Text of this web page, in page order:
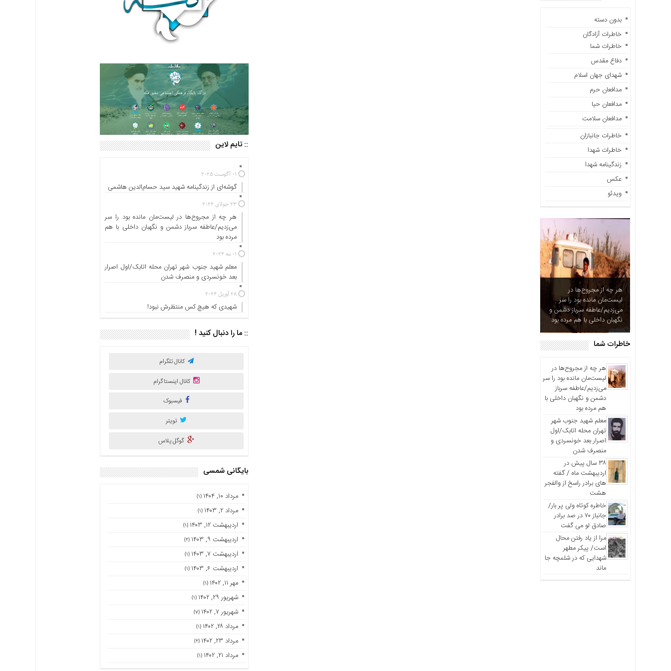
بدون دسته
خاطرات آزادگان
خاطرات شما
دفاع مقدس
شهدای جهان اسلام
مدافعان حرم
مدافعان حیا
مدافعان سلامت
خاطرات جانبازان
خاطرات شهدا
زندگینامه شهدا
عکس
ویدئو
هر چه از مجروح‌ها در
لیست‌مان مانده بود را سر
می‌زدیم/عاطفه سرباز دشمن و
نگهبان داخلی با هم مرده بود
خاطرات شما
هر چه از مجروح‌ها در
لیست‌مان مانده بود را سر
می‌زدیم/عاطفه سرباز
دشمن و نگهبان داخلی با
هم مرده بود
معلم شهید جنوب شهر
تهران محله اتابک/اول
اصرار بعد خونسردی و
منصرف شدن
۳۸ سال پیش در
اردیبهشت ماه / گفته
های برادر راسخ از والفجر
هشت
خاطره کوتاه ولی پر بار/
جانباز ۷۰ در صد برادر
صادق لو می گفت
مرا از یاد رفتن محال
است/ پیکر مطهر
شهدایی که در شلمچه جا
ماند
:: تایم لاین
01 آگوست 2025
گوشه‌ای از زندگینامه شهید سید حسام‌الدین هاشمی
23 جولای 2024
هر چه از مجروح‌ها در لیست‌مان مانده بود را سر
می‌زدیم/عاطفه سرباز دشمن و نگهبان داخلی با هم
مرده بود
01 مه 2024
معلم شهید جنوب شهر تهران محله اتابک/اول اصرار
بعد خونسردی و منصرف شدن
28 آوریل 2024
شهیدی که هیچ کس منتظرش نبود!
:: ما را دنبال کنید !
کانال تلگرام
کانال اینستاگرام
فیسبوک
تویتر
گوگل پلاس
بایگانی شمسی
مرداد ۱۰, ۱۴۰۴ (۱)
مرداد ۲, ۱۴۰۳ (۱)
اردیبهشت ۱۲, ۱۴۰۳ (۱)
اردیبهشت ۹, ۱۴۰۳ (۲)
اردیبهشت ۷, ۱۴۰۳ (۱)
اردیبهشت ۶, ۱۴۰۳ (۱)
مهر ۱۱, ۱۴۰۲ (۱)
شهریور ۲۹, ۱۴۰۲ (۱)
شهریور ۷, ۱۴۰۲ (۷)
مرداد ۲۸, ۱۴۰۲ (۱)
مرداد ۲۳, ۱۴۰۲ (۲)
مرداد ۲۱, ۱۴۰۲ (۱)